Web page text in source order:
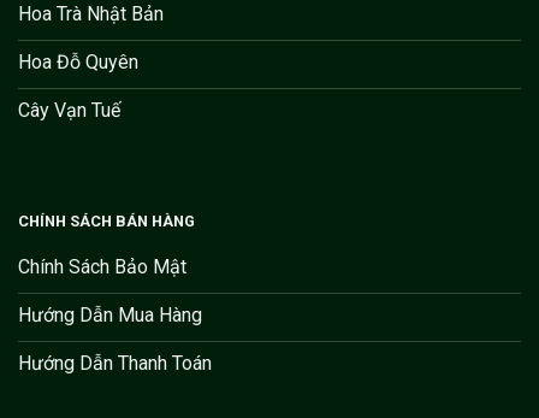
Hoa Trà Nhật Bản
Hoa Đỗ Quyên
Cây Vạn Tuế
CHÍNH SÁCH BÁN HÀNG
Chính Sách Bảo Mật
Hướng Dẫn Mua Hàng
Hướng Dẫn Thanh Toán